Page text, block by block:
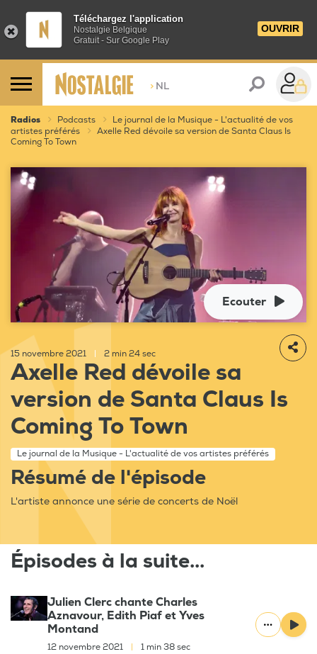
Téléchargez l'application
Nostalgie Belgique
Gratuit - Sur Google Play
OUVRIR
> NL
Radios Podcasts
Le journal de la Musique - L'actualité de vos
artistes préférés
Axelle Red dévoile sa version de Santa Claus Is
Coming To Town
Ecouter
15 novembre 2021 2 min 24 sec
Axelle Red dévoile sa
version de Santa Claus Is
Coming To Town
Le journal de la Musique - L'actualité de vos artistes préférés
Résumé de l'épisode
L'artiste annonce une série de concerts de Noël
Épisodes à la suite...
Julien Clerc chante Charles
Aznavour, Edith Piaf et Yves
Montand
12 novembre 2021 1 min 38 sec